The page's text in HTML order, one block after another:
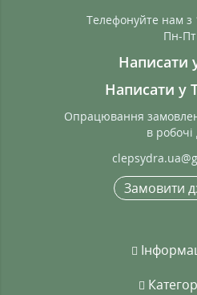
Телефонуйте нам з
Пн-Пт
Написати
Написати у
Опрацювання
в робочі
Замовити